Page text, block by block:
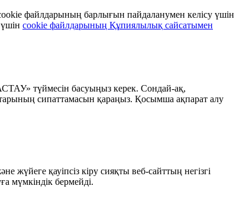
файлдарының барлығын пайдаланумен келісу үшін
cookie файлдарының Құпиялылық сайсатымен
түймесін басуыңыз керек. Сондай-ақ,
сипаттамасын қараңыз. Қосымша ақпарат алу
қауіпсіз кіру сияқты веб-сайттың негізгі
мүмкіндік бермейді.